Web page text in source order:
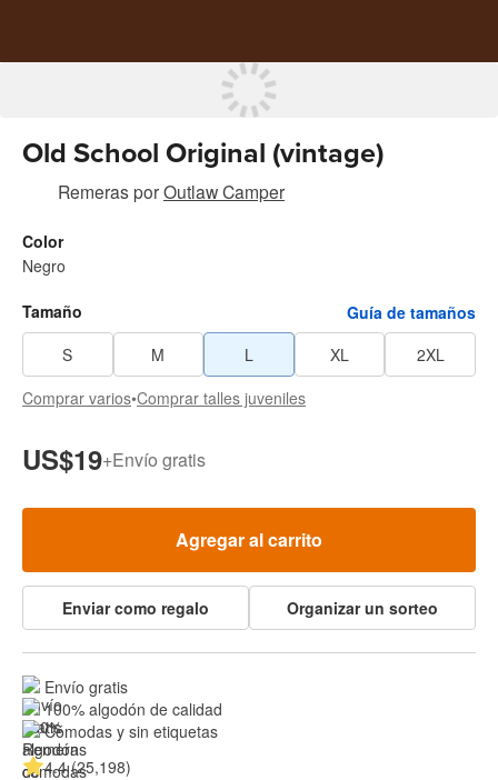
Old School Original (vintage)
RemerasporOutlaw Camper
Color
Negro
Tamaño
Guía de tamaños
S
M L XL
2XL
Comprar varios•Comprar talles juveniles
US$19+Envío gratis
Agregar al carrito
Enviar como regalo Organizar un sorteo
Envío gratis
100% algodón de calidad
Cómodas y sin etiquetas
4.4 (25,198)